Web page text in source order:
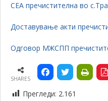
СЕА пречистителна во
Доставување акти
Одговор МЖСПП
SHARES
Прегледи: 2.161